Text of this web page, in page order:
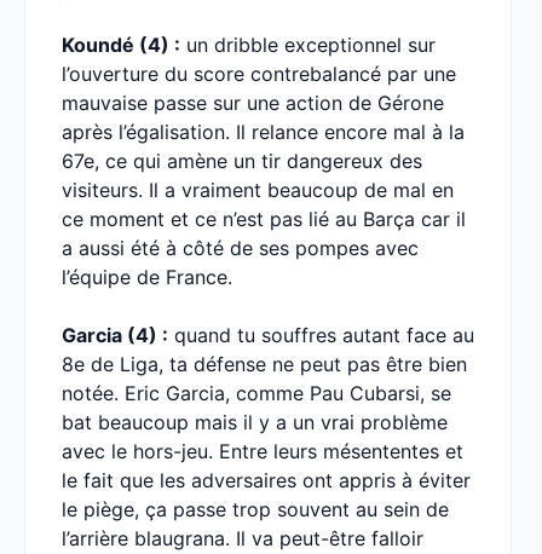
Koundé (4) : un dribble exceptionnel sur
l’ouverture du score contrebalancé par une
mauvaise passe sur une action de Gérone
après l’égalisation. Il relance encore mal à la
67e, ce qui amène un tir dangereux des
visiteurs. Il a vraiment beaucoup de mal en
ce moment et ce n’est pas lié au Barça car il
a aussi été à côté de ses pompes avec
l’équipe de France.
Garcia (4) : quand tu souffres autant face au
8e de Liga, ta défense ne peut pas être bien
notée. Eric Garcia, comme Pau Cubarsi, se
bat beaucoup mais il y a un vrai problème
avec le hors-jeu. Entre leurs mésententes et
le fait que les adversaires ont appris à éviter
le piège, ça passe trop souvent au sein de
l’arrière blaugrana. Il va peut-être falloir